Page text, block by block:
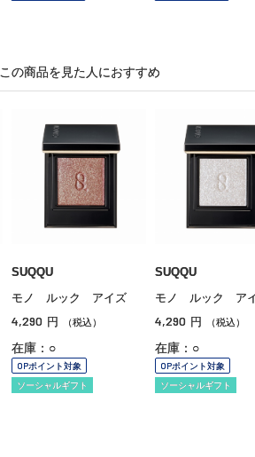
この商品を見た人におすすめ
SUQQU
モノ ルック アイズ
4,290 円 （税込）
在庫：○
OPポイント対象
ソーシャルギフト
SUQQU
モノ ルック ア
4,290 円 （税込）
在庫：○
OPポイント対象
ソーシャルギフト